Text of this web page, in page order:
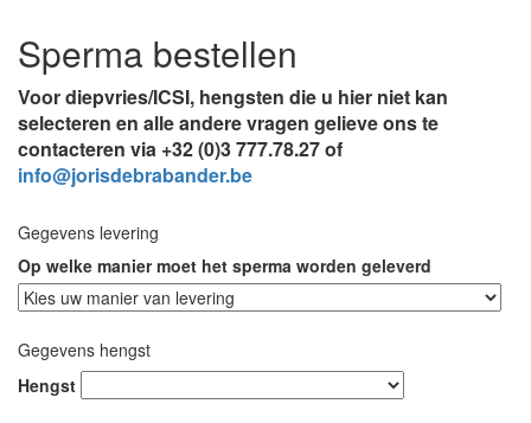
Sperma bestellen
Voor diepvries/ICSI, hengsten die u hier niet kan
selecteren en alle andere vragen gelieve ons te
contacteren via +32 (0)3 777.78.27 of
info@jorisdebrabander.be
Gegevens levering
Op welke manier moet het sperma worden geleverd
Gegevens hengst
Hengst